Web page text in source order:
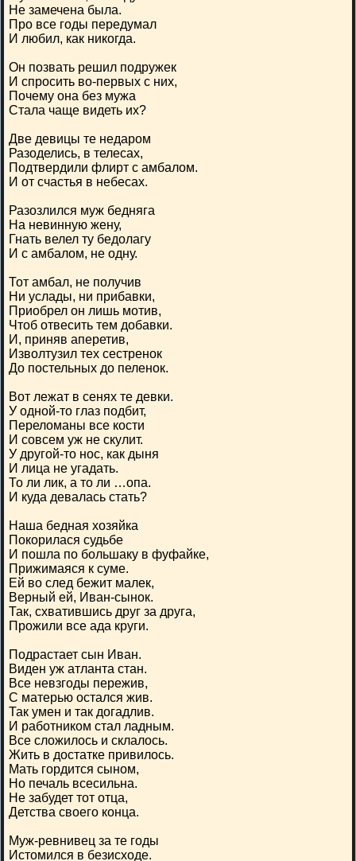
Не замечена была.
Про все годы передумал
И любил, как никогда.
Он позвать решил подружек
И спросить во-первых с них,
Почему она без мужа
Стала чаще видеть их?
Две девицы те недаром
Разоделись, в телесах,
Подтвердили флирт с амбалом.
И от счастья в небесах.
Разозлился муж бедняга
На невинную жену,
Гнать велел ту бедолагу
И с амбалом, не одну.
Тот амбал, не получив
Ни услады, ни прибавки,
Приобрел он лишь мотив,
Чтоб отвесить тем добавки.
И, приняв аперетив,
Изволтузил тех сестренок
До постельных до пеленок.
Вот лежат в сенях те девки.
У одной-то глаз подбит,
Переломаны все кости
И совсем уж не скулит.
У другой-то нос, как дыня
И лица не угадать.
То ли лик, а то ли …опа.
И куда девалась стать?
Наша бедная хозяйка
Покорилася судьбе
И пошла по большаку в фуфайке,
Прижимаяся к суме.
Ей во след бежит малек,
Верный ей, Иван-сынок.
Так, схватившись друг за друга,
Прожили все ада круги.
Подрастает сын Иван.
Виден уж атланта стан.
Все невзгоды пережив,
С матерью остался жив.
Так умен и так догадлив.
И работником стал ладным.
Все сложилось и склалось.
Жить в достатке привилось.
Мать гордится сыном,
Но печаль всесильна.
Не забудет тот отца,
Детства своего конца.
Муж-ревнивец за те годы
Истомился в безисходе.